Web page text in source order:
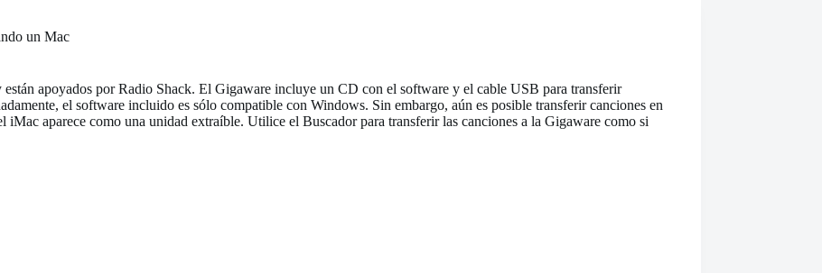
un Mac
están apoyados por Radio Shack. El Gigaware incluye un CD con el software y el cable USB para transferir
el software incluido es sólo compatible con Windows. Sin embargo, aún es posible transferir canciones en
aparece como una unidad extraíble. Utilice el Buscador para transferir las canciones a la Gigaware como si